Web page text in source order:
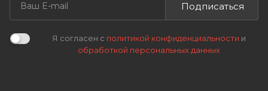
Подписаться
Я согласен с политикой конфиденциальности и
обработкой персональных данных